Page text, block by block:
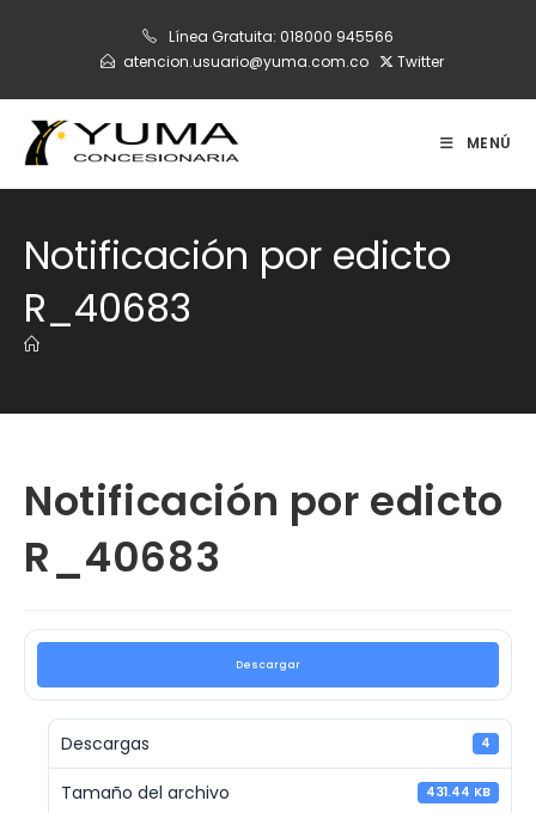
Línea Gratuita: 018000 945566
atencion.usuario@yuma.com.co
Twitter
MENÚ
Notificación por edicto
R_40683
Notificación por edicto
R_40683
Descargar
Descargas 4
Tamaño del archivo 431.44 KB